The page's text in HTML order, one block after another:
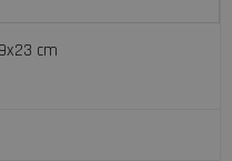
cm